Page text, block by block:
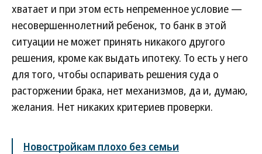
хватает и при этом есть непременное условие —
несовершеннолетний ребенок, то банк в этой
ситуации не может принять никакого другого
решения, кроме как выдать ипотеку. То есть у него
для того, чтобы оспаривать решения суда о
расторжении брака, нет механизмов, да и, думаю,
желания. Нет никаких критериев проверки.
Новостройкам плохо без семьи